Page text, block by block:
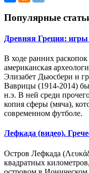
Популярные
Древняя Греция:
В ходе ранних раскопок
американская
Элизабет Дьюсбери и
Ваврицы (1914-2014)
н.э. В ней среди
копия сферы (мяча),
современном футболе.
Лефкада (видео).
Остров Лефкада
квадратных